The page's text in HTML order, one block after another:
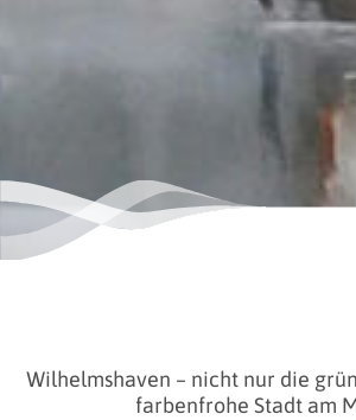
Wilhelmshaven – nicht nur die
farbenfrohe Stadt am